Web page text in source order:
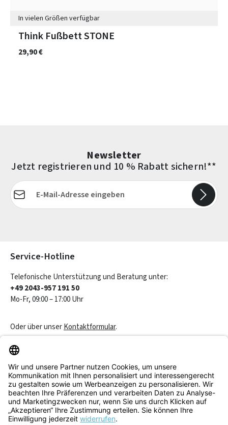
In vielen Größen verfügbar
Think Fußbett STONE
29,90 €
Newsletter
Jetzt registrieren und 10 % Rabatt sichern!**
E-Mail-Adresse*
Service-Hotline
Telefonische Unterstützung und Beratung unter:
+49 2043-957 191 50
Mo-Fr, 09:00 – 17:00 Uhr
Oder über unserKontaktformular.
Service & Beratung